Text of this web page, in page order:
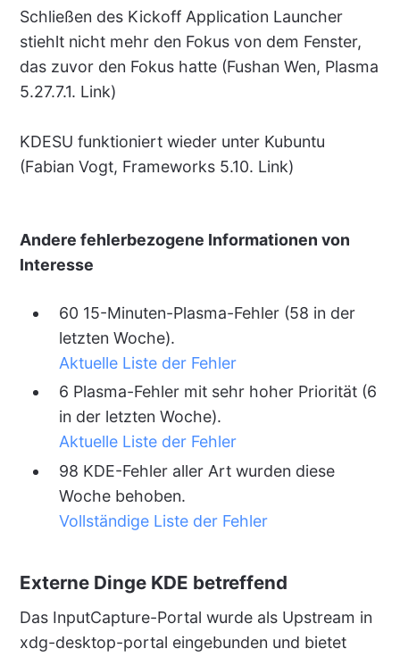
Schließen des Kickoff Application Launcher
stiehlt nicht mehr den Fokus von dem Fenster,
das zuvor den Fokus hatte (Fushan Wen, Plasma
5.27.7.1. Link)
KDESU funktioniert wieder unter Kubuntu
(Fabian Vogt, Frameworks 5.10. Link)
Andere fehlerbezogene Informationen von
Interesse
60 15-Minuten-Plasma-Fehler (58 in der
letzten Woche).
Aktuelle Liste der Fehler
6 Plasma-Fehler mit sehr hoher Priorität (6
in der letzten Woche).
Aktuelle Liste der Fehler
98 KDE-Fehler aller Art wurden diese
Woche behoben.
Vollständige Liste der Fehler
Externe Dinge KDE betreffend
Das InputCapture-Portal wurde als Upstream in
xdg-desktop-portal eingebunden und bietet